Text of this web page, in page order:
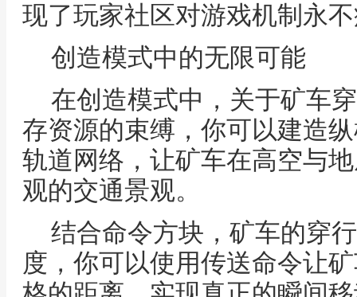
现了玩家社区对游戏机制永
创造模式中的无限可能
在创造模式中，关于矿车
存资源的束缚，你可以建造
轨道网络，让矿车在高空与
观的交通景观。
结合命令方块，矿车的穿
度，你可以使用传送命令让